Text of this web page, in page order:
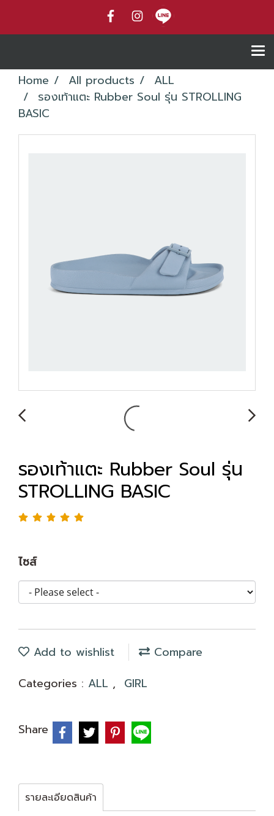
Home All products
ALL
รองเท้าแตะ Rubber Soul รุ่น STROLLING
BASIC
รองเท้าแตะ Rubber Soul รุ่น
STROLLING BASIC
ไซส์
Add to wishlist
Compare
Categories : ALL , GIRL
Share
รายละเอียดสินค้า